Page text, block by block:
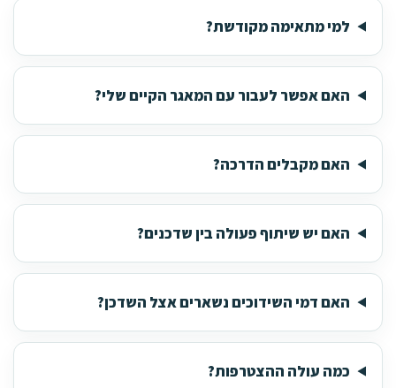
למי מתאימה מקודשת?
האם אפשר לעבור עם המאגר הקיים שלי?
האם מקבלים הדרכה?
האם יש שיתוף פעולה בין שדכנים?
האם דמי השידוכים נשארים אצל השדכן?
כמה עולה ההצטרפות?